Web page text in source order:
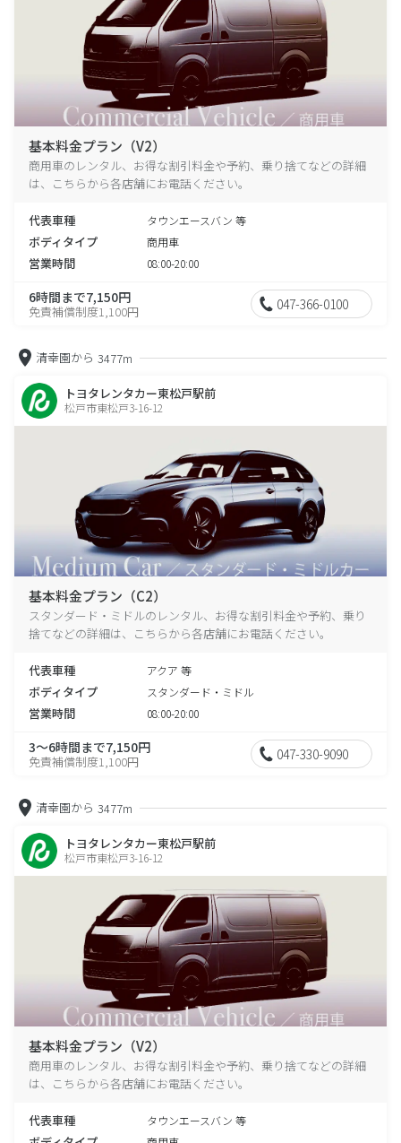
基本料金プラン（V2）
商用車のレンタル、お得な割引料金や予約、乗り捨てなどの詳細
は、こちらから各店舗にお電話ください。
代表車種 タウンエースバン 等
ボディタイプ 商用車
営業時間 08:00-20:00
6時間まで7,150円
免責補償制度1,100円 047-366-0100
清幸園から 3477m
トヨタレンタカー東松戸駅前
松戸市東松戸3-16-12
基本料金プラン（C2）
スタンダード・ミドルのレンタル、お得な割引料金や予約、乗り
捨てなどの詳細は、こちらから各店舗にお電話ください。
代表車種 アクア 等
ボディタイプ スタンダード・ミドル
営業時間 08:00-20:00
3～6時間まで7,150円
免責補償制度1,100円 047-330-9090
清幸園から 3477m
トヨタレンタカー東松戸駅前
松戸市東松戸3-16-12
基本料金プラン（V2）
商用車のレンタル、お得な割引料金や予約、乗り捨てなどの詳細
は、こちらから各店舗にお電話ください。
代表車種 タウンエースバン 等